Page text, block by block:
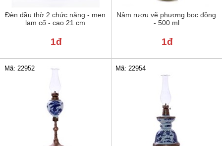
Đèn dầu thờ 2 chức năng - men
lam cổ - cao 21 cm
1đ
Nậm rượu vẽ phượng bọc đồng
- 500 ml
1đ
Mã: 22952 Mã: 22954